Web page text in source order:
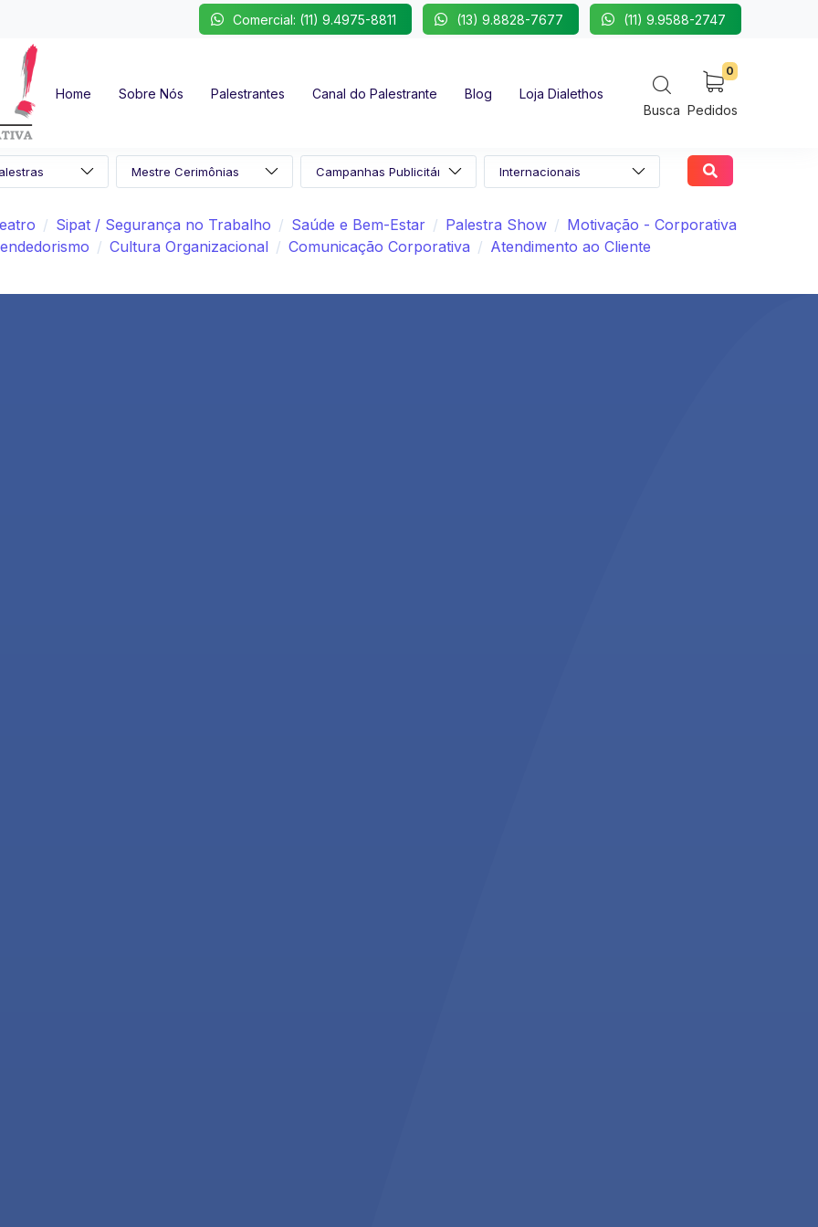
Comercial: (11) 9.4975-8811 (13) 9.8828-7677 (11) 9.9588-2747
Home Sobre Nós Palestrantes Canal do Palestrante Blog
Loja Dialethos
Busca
0
Pedidos
Sipat / Segurança no Trabalho Saúde e Bem-Estar Palestra Show
Motivação - Corporativa
Cultura Organizacional Comunicação Corporativa Atendimento ao Cliente